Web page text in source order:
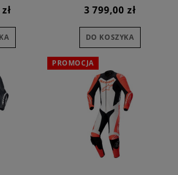
3 799,00 zł
DO KOSZYKA
PROMOCJA